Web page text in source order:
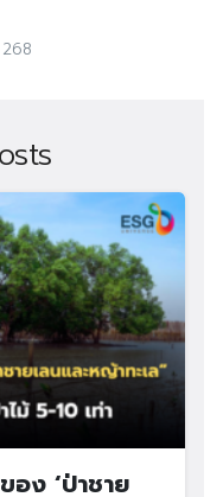
268
ง ‘ป่าชาย